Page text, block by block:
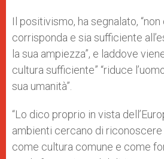
Il positivismo, ha segnalato,
corrisponda e sia sufficiente
la sua ampiezza”, e laddove
cultura sufficiente” “riduce
sua umanità”.
“Lo dico proprio in vista
ambienti cercano di
come cultura comune e come